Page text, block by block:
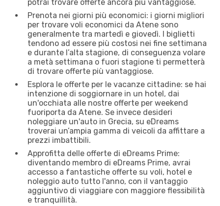
potrai trovare offerte ancora più vantaggiose.
Prenota nei giorni più economici: i giorni migliori
per trovare voli economici da Atene sono
generalmente tra martedì e giovedì. I biglietti
tendono ad essere più costosi nei fine settimana
e durante l’alta stagione, di conseguenza volare
a metà settimana o fuori stagione ti permetterà
di trovare offerte più vantaggiose.
Esplora le offerte per le vacanze cittadine: se hai
intenzione di soggiornare in un hotel, dai
un'occhiata alle nostre offerte per weekend
fuoriporta da Atene. Se invece desideri
noleggiare un'auto in Grecia, su eDreams
troverai un’ampia gamma di veicoli da affittare a
prezzi imbattibili.
Approfitta delle offerte di eDreams Prime:
diventando membro di eDreams Prime, avrai
accesso a fantastiche offerte su voli, hotel e
noleggio auto tutto l'anno, con il vantaggio
aggiuntivo di viaggiare con maggiore flessibilità
e tranquillità.